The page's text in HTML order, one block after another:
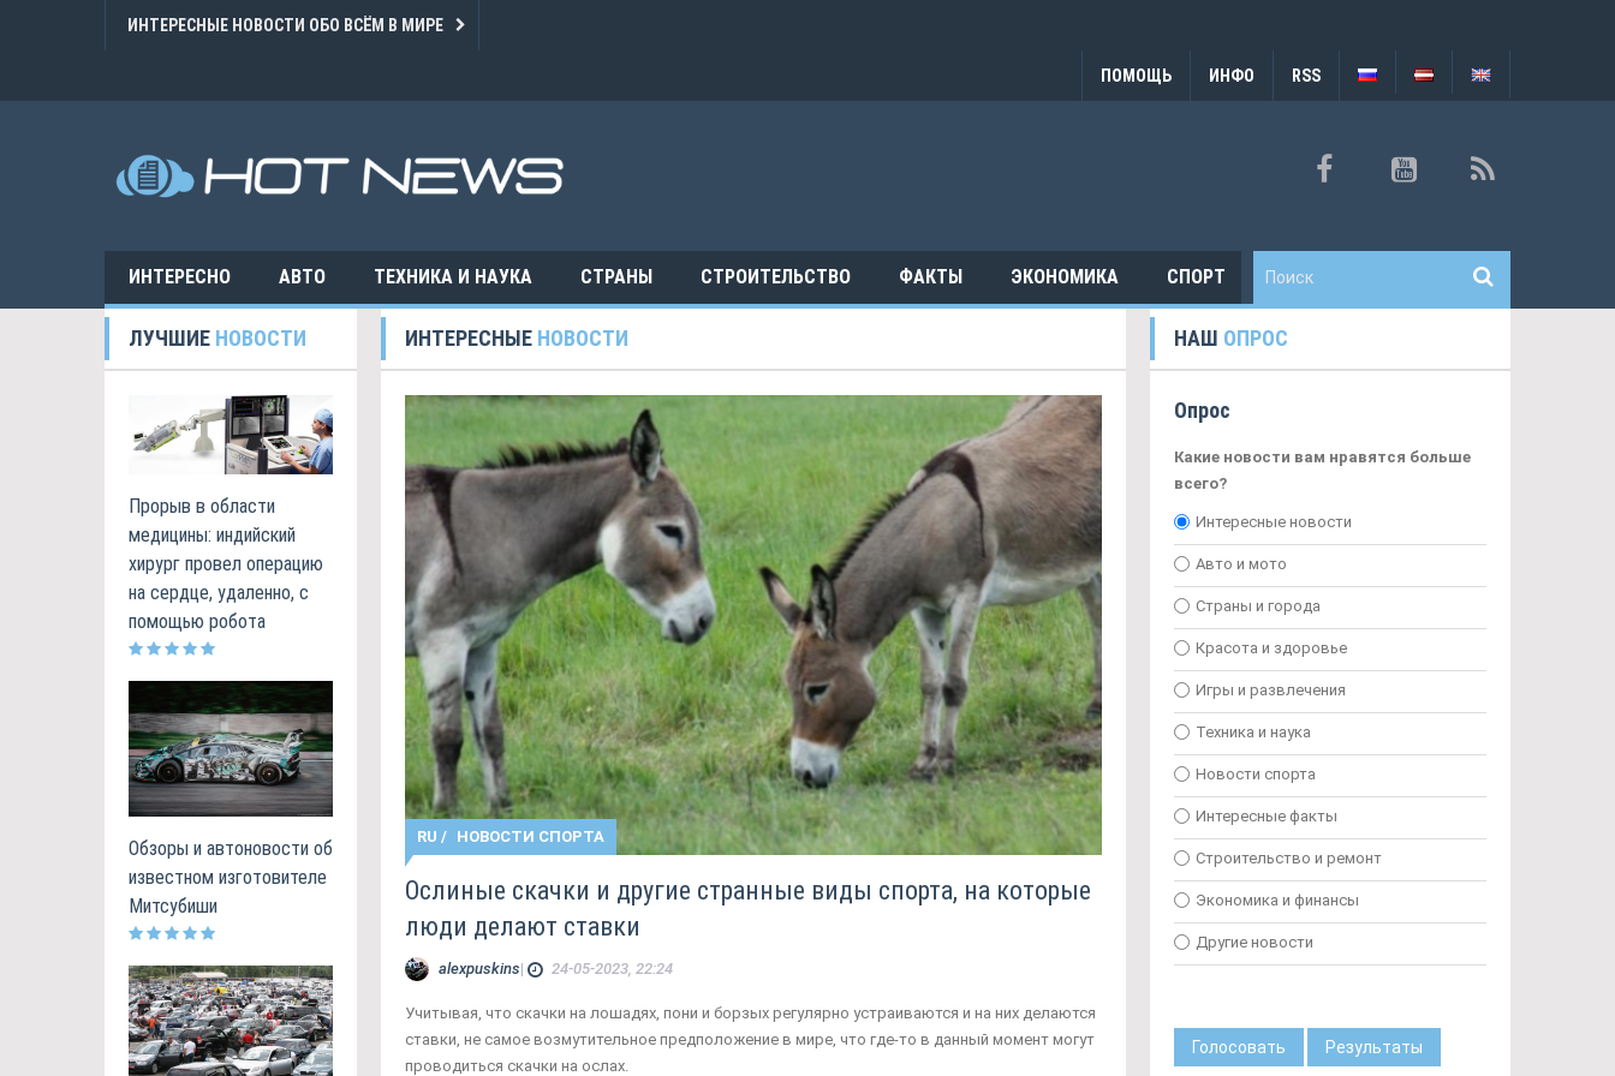
ИНТЕРЕСНЫЕ НОВОСТИ ОБО ВСЁМ В МИРЕ
ПОМОЩЬ ИНФО RSS
ИНТЕРЕСНО АВТО ТЕХНИКА И НАУКА СТРАНЫ СТРОИТЕЛЬСТВО ФАКТЫ ЭКОНОМИКА СПОРТ
ЛУЧШИЕ НОВОСТИ
Прорыв в области
медицины: индийский
хирург провел операцию
на сердце, удаленно, с
помощью робота
Обзоры и автоновости об
известном изготовителе
Митсубиши
ИНТЕРЕСНЫЕ НОВОСТИ
RU / НОВОСТИ СПОРТА
Ослиные скачки и другие странные виды спорта, на которые
люди делают ставки
alexpuskins| 24-05-2023, 22:24
Учитывая, что скачки на лошадях, пони и борзых регулярно устраиваются и на них делаются
ставки, не самое возмутительное предположение в мире, что где-то в данный момент могут
проводиться скачки на ослах.
НАШ ОПРОС
Опрос
Какие новости вам нравятся больше
всего?
Интересные новости
Авто и мото
Страны и города
Красота и здоровье
Игры и развлечения
Техника и наука
Новости спорта
Интересные факты
Строительство и ремонт
Экономика и финансы
Другие новости
Голосовать Результаты